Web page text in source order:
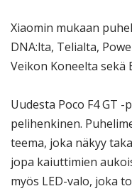
Xiaomin mukaan
DNA:lta, Telialta,
Veikon Koneelta sekä
Uudesta Poco F4 GT
pelihenkinen.
teema, joka näkyy
jopa kaiuttimien
myös LED-valo, joka